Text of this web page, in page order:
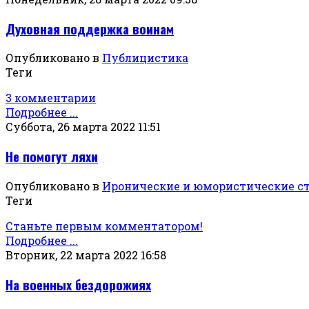
Духовная поддержка воинам
Опубликовано в Публицистика
Теги
3 комментарии
Подробнее ...
Суббота, 26 марта 2022 11:51
Не помогут ляхи
Опубликовано в Иронические и юмористические
Теги
Станьте первым комментатором!
Подробнее ...
Вторник, 22 марта 2022 16:58
На военных бездорожиях